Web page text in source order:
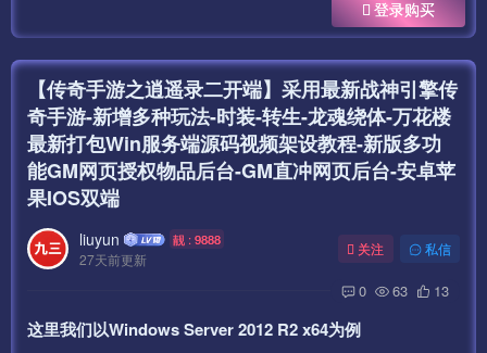
登录购买
【传奇手游之逍遥录二开端】采用最新战神引擎传
奇手游-新增多种玩法-时装-转生-龙魂绕体-万花楼
最新打包Win服务端源码视频架设教程-新版多功
能GM网页授权物品后台-GM直冲网页后台-安卓苹
果IOS双端
liuyun 靓 : 9888
27天前更新
关注 私信
0 63 13
这里我们以Windows Server 2012 R2 x64为例